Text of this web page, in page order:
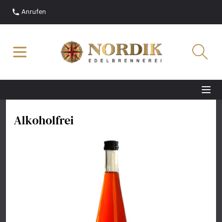
Anrufen
Alkoholfrei